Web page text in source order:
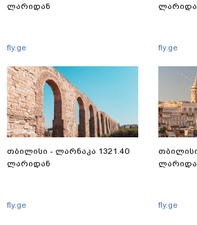
ლარიდან
fly.ge
თბილისი - ლარნაკა 1321.40
ლარიდან
fly.ge
fly.ge
fly.ge